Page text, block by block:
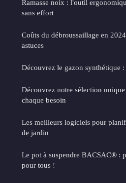
Ramasse noix : l'outil
sans effort
Coûts du débroussaillage en
astuces
Découvrez le gazon synthétique
Découvrez notre sélection
chaque besoin
Les meilleurs logiciels pour
de jardin
Le pot à suspendre BACSAC® :
pour tous !